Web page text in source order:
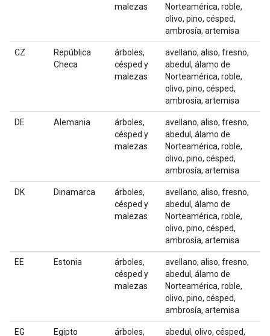
malezas
Norteamérica, roble,
olivo, pino, césped,
ambrosía, artemisa
CZ
República
Checa
árboles,
césped y
malezas
avellano, aliso, fresno,
abedul, álamo de
Norteamérica, roble,
olivo, pino, césped,
ambrosía, artemisa
DE Alemania
árboles,
césped y
malezas
avellano, aliso, fresno,
abedul, álamo de
Norteamérica, roble,
olivo, pino, césped,
ambrosía, artemisa
DK Dinamarca
árboles,
césped y
malezas
avellano, aliso, fresno,
abedul, álamo de
Norteamérica, roble,
olivo, pino, césped,
ambrosía, artemisa
EE Estonia
árboles,
césped y
malezas
avellano, aliso, fresno,
abedul, álamo de
Norteamérica, roble,
olivo, pino, césped,
ambrosía, artemisa
EG Egipto árboles, abedul, olivo, césped,